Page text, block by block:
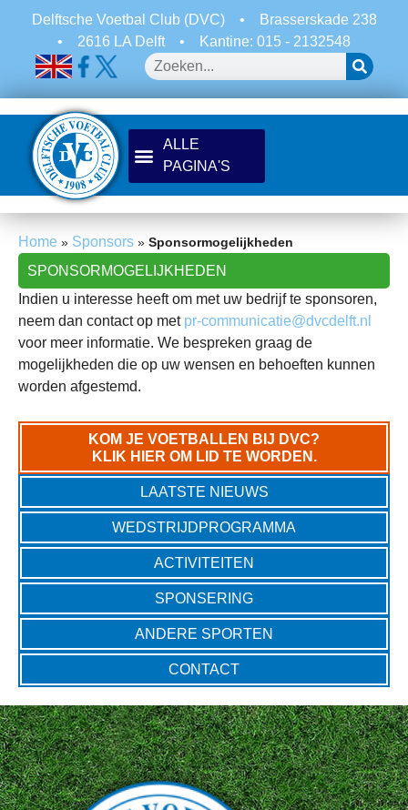
Delftsche Voetbal Club (DVC) •
Brasserskade 238
•
2616 LA Delft • Kantine: 015 - 2132548
Home » Sponsors » Sponsormogelijkheden
SPONSORMOGELIJKHEDEN
Indien u interesse heeft om met uw bedrijf te sponsoren,
neem dan contact op met pr-communicatie@dvcdelft.nl
voor meer informatie. We bespreken graag de
mogelijkheden die op uw wensen en behoeften kunnen
worden afgestemd.
KOM JE VOETBALLEN BIJ DVC?
KLIK HIER OM LID TE WORDEN.
LAATSTE NIEUWS
WEDSTRIJDPROGRAMMA
ACTIVITEITEN
SPONSERING
ANDERE SPORTEN
CONTACT